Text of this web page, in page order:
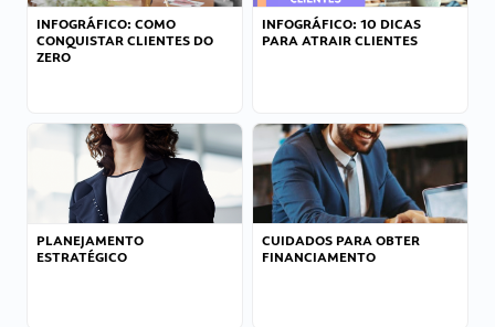
INFOGRÁFICO: COMO
CONQUISTAR CLIENTES DO
ZERO
INFOGRÁFICO: 10 DICAS
PARA ATRAIR CLIENTES
PLANEJAMENTO
ESTRATÉGICO
CUIDADOS PARA OBTER
FINANCIAMENTO